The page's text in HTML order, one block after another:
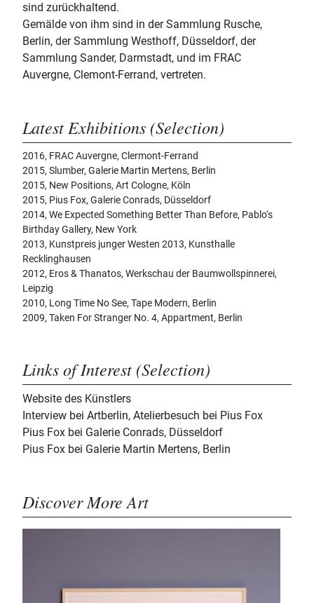
sind zurückhaltend.
Gemälde von ihm sind in der Sammlung Rusche,
Berlin, der Sammlung Westhoff, Düsseldorf, der
Sammlung Sander, Darmstadt, und im FRAC
Auvergne, Clemont-Ferrand, vertreten.
Latest Exhibitions (Selection)
2016, FRAC Auvergne, Clermont-Ferrand
2015, Slumber, Galerie Martin Mertens, Berlin
2015, New Positions, Art Cologne, Köln
2015, Pius Fox, Galerie Conrads, Düsseldorf
2014, We Expected Something Better Than Before, Pablo‘s
Birthday Gallery, New York
2013, Kunstpreis junger Westen 2013, Kunsthalle
Recklinghausen
2012, Eros & Thanatos, Werkschau der Baumwollspinnerei,
Leipzig
2010, Long Time No See, Tape Modern, Berlin
2009, Taken For Stranger No. 4, Appartment, Berlin
Links of Interest (Selection)
Website des Künstlers
Interview bei Artberlin, Atelierbesuch bei Pius Fox
Pius Fox bei Galerie Conrads, Düsseldorf
Pius Fox bei Galerie Martin Mertens, Berlin
Discover More Art